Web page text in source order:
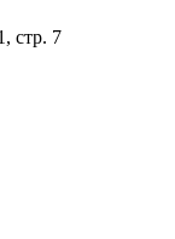
стр. 7